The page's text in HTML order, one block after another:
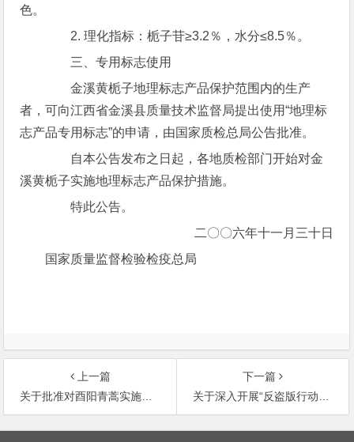
色。
2. 理化指标：栀子苷≥3.2％，水分≤8.5％。
三、专用标志使用
金溪黄栀子地理标志产品保护范围内的生产
者，可向江西省金溪县质量技术监督局提出使用“地理标
志产品专用标志”的申请，由国家质检总局公告批准。
自本公告发布之日起，各地质检部门开始对金
溪黄栀子实施地理标志产品保护措施。
特此公告。
二〇〇六年十一月三十日
国家质量监督检验检疫总局
上一篇
关于批准对酉阳青蒿实施地理标志产品保护的公告
下一篇
关于深入开展“反盗版行动”的通知
文